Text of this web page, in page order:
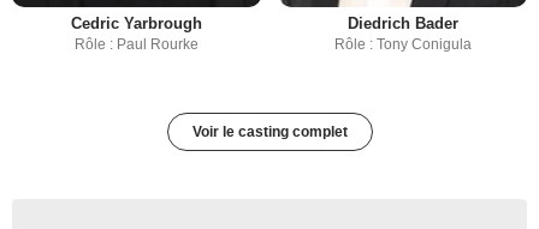
Cedric Yarbrough
Rôle : Paul Rourke
Diedrich Bader
Rôle : Tony Conigula
Voir le casting complet